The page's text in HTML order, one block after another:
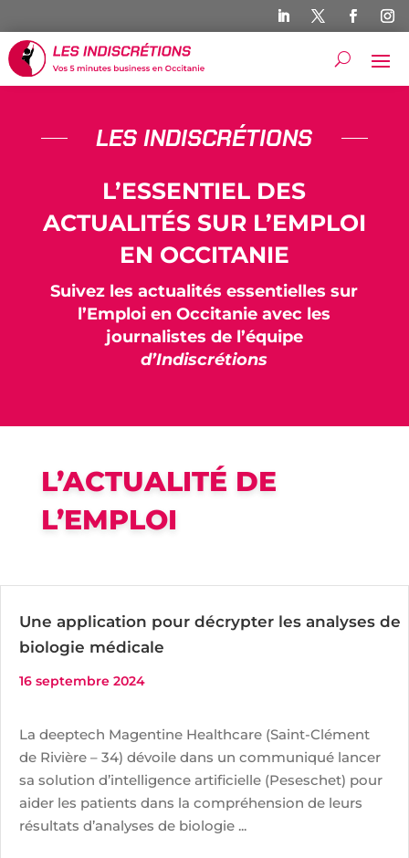
LES INDISCRÉTIONS
L’ESSENTIEL DES
ACTUALITÉS SUR L’EMPLOI
EN OCCITANIE
Suivez les actualités essentielles sur
l’Emploi en Occitanie avec les
journalistes de l’équipe
d’Indiscrétions
L’ACTUALITÉ DE
L’EMPLOI
Une application pour décrypter les analyses de
biologie médicale
16 septembre 2024
La deeptech Magentine Healthcare (Saint-Clément
de Rivière – 34) dévoile dans un communiqué lancer
sa solution d’intelligence artificielle (Peseschet) pour
aider les patients dans la compréhension de leurs
résultats d’analyses de biologie ...